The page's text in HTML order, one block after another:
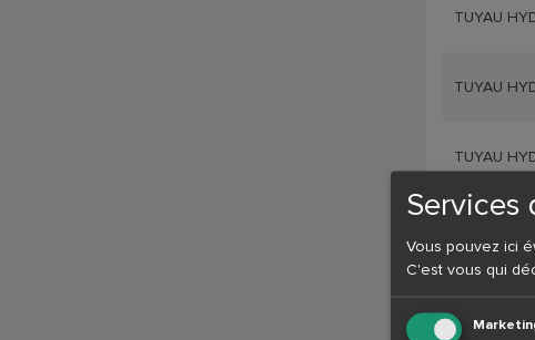
TUYAU
TUYAU
TUYAU
TUYAU
ELEMENT
Services
Vous pouvez ici
C'est vous qui